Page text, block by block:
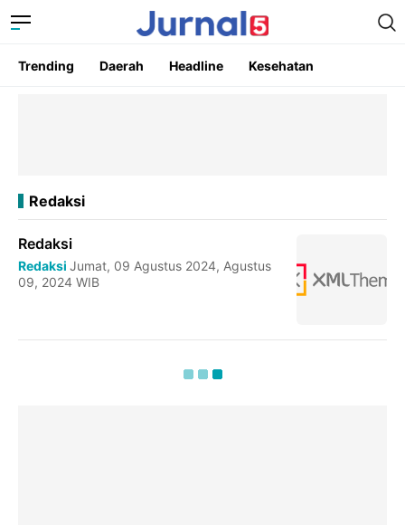
Trending Daerah Headline Kesehatan
Redaksi
Redaksi
Redaksi Jumat, 09 Agustus 2024, Agustus
09, 2024 WIB